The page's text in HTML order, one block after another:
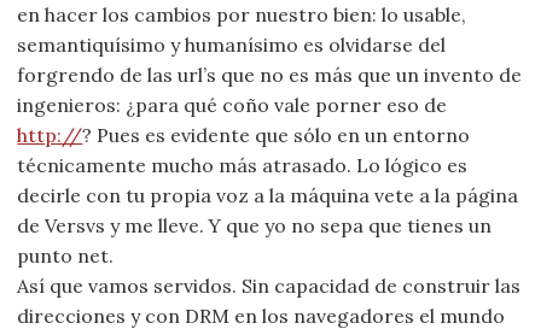
en hacer los cambios por nuestro bien: lo usable,
semantiquísimo y humanísimo es olvidarse del
forgrendo de las url’s que no es más que un invento de
ingenieros: ¿para qué coño vale porner eso de
http://? Pues es evidente que sólo en un entorno
técnicamente mucho más atrasado. Lo lógico es
decirle con tu propia voz a la máquina vete a la página
de Versvs y me lleve. Y que yo no sepa que tienes un
punto net.
Así que vamos servidos. Sin capacidad de construir las
direcciones y con DRM en los navegadores el mundo